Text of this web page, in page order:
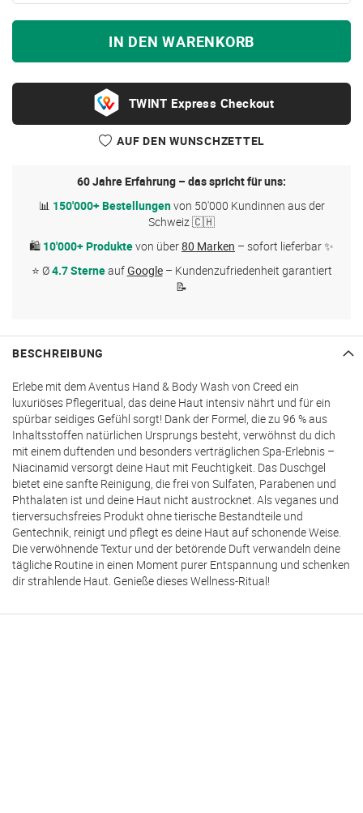
IN DEN WARENKORB
Express Checkout
AUF DEN WUNSCHZETTEL
60 Jahre Erfahrung – das spricht für uns:
📊 150'000+ Bestellungenvon 50'000 Kundinnen aus der
Schweiz 🇨🇭
🛍 10'000+ Produktevon über80 Marken – sofort lieferbar ✨
⭐ Ø4.7 SterneaufGoogle– Kundenzufriedenheit garantiert
📝
BESCHREIBUNG
Erlebe mit dem Aventus Hand & Body Wash von Creed ein
luxuriöses Pflegeritual, das deine Haut intensiv nährt und für ein
spürbar seidiges Gefühl sorgt! Dank der Formel, die zu 96 % aus
Inhaltsstoffen natürlichen Ursprungs besteht, verwöhnst du dich
mit einem duftenden und besonders verträglichen Spa-Erlebnis –
Niacinamid versorgt deine Haut mit Feuchtigkeit. Das Duschgel
bietet eine sanfte Reinigung, die frei von Sulfaten, Parabenen und
Phthalaten ist und deine Haut nicht austrocknet. Als veganes und
tierversuchsfreies Produkt ohne tierische Bestandteile und
Gentechnik, reinigt und pflegt es deine Haut auf schonende Weise.
Die verwöhnende Textur und der betörende Duft verwandeln deine
tägliche Routine in einen Moment purer Entspannung und schenken
dir strahlende Haut. Genieße dieses Wellness-Ritual!